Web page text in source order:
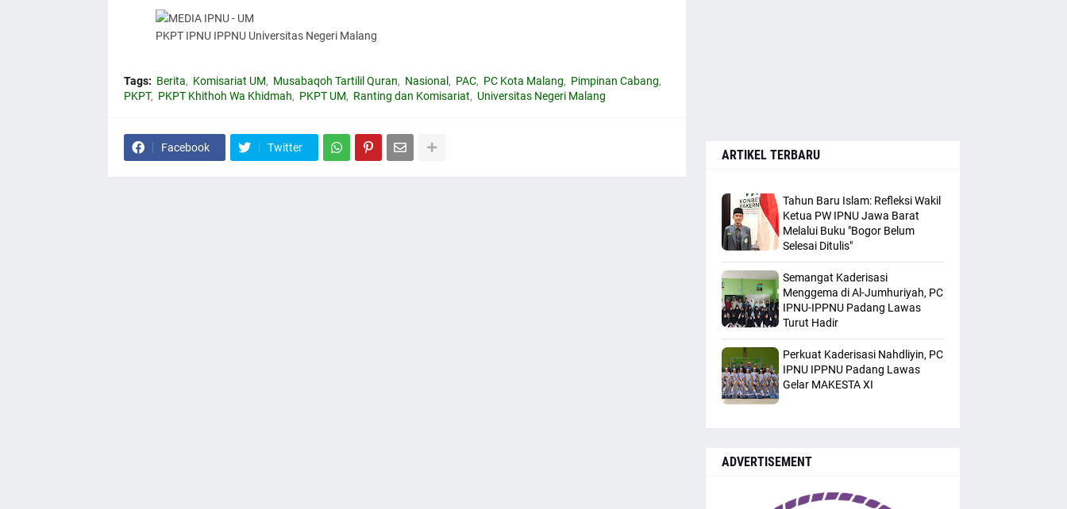
PKPT IPNU IPPNU Universitas Negeri Malang
Tags: Berita Komisariat UM Musabaqoh Tartilil Quran Nasional PAC PC Kota Malang
Pimpinan Cabang
PKPT
PKPT Khithoh Wa Khidmah PKPT UM Ranting dan Komisariat Universitas Negeri Malang
Facebook Twitter ARTIKEL TERBARU
Tahun Baru Islam: Refleksi Wakil
Ketua PW IPNU Jawa Barat
Melalui Buku "Bogor Belum
Selesai Ditulis"
Semangat Kaderisasi
Menggema di Al-Jumhuriyah, PC
IPNU-IPPNU Padang Lawas
Turut Hadir
Perkuat Kaderisasi Nahdliyin, PC
IPNU IPPNU Padang Lawas
Gelar MAKESTA XI
ADVERTISEMENT